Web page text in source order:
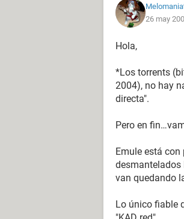
26 may
Hola,
*Los torrents
2004), no hay
directa".
Pero en
Emule está
desmantelados
van quedando
Lo único fiable